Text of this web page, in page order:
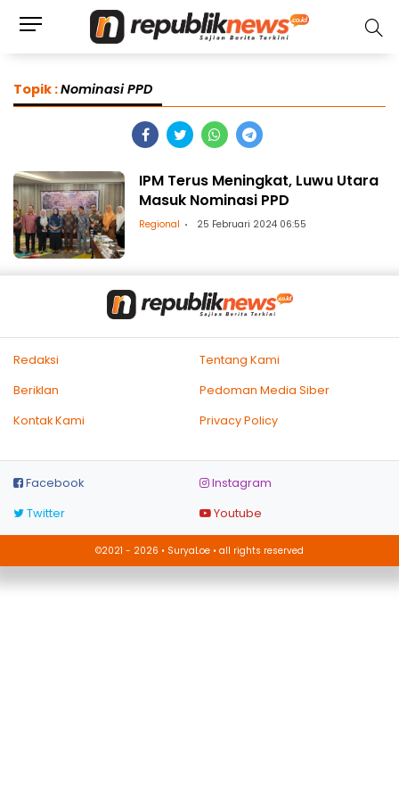
Topik :Nominasi PPD
IPM Terus Meningkat, Luwu Utara
Masuk Nominasi PPD
Regional 25 Februari 2024 06:55
Redaksi
Tentang Kami
Beriklan
Pedoman Media Siber
Kontak Kami
Privacy Policy
Facebook
Instagram
Twitter
Youtube
©2021 - 2026 • SuryaLoe • all rights reserved